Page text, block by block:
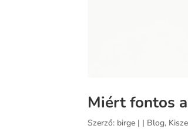
Miért fontos
Szerző: birge | | Blog,